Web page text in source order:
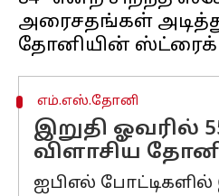
அரைசதங்கள்
எம்.எஸ்.தோனி
இறுதி ஓவரில்
விளாசிய
ஐபிஎல்